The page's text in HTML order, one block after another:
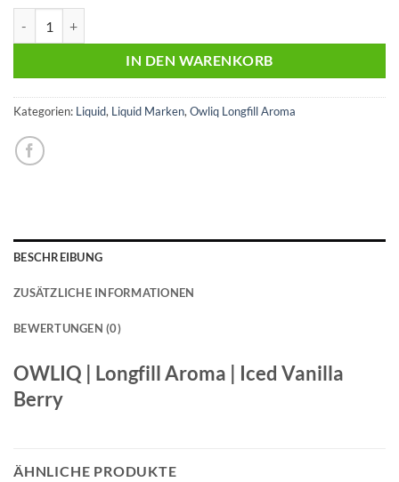
IN DEN WARENKORB
Kategorien: Liquid, Liquid Marken, Owliq Longfill Aroma
BESCHREIBUNG
ZUSÄTZLICHE INFORMATIONEN
BEWERTUNGEN (0)
OWLIQ | Longfill Aroma | Iced Vanilla
Berry
ÄHNLICHE PRODUKTE